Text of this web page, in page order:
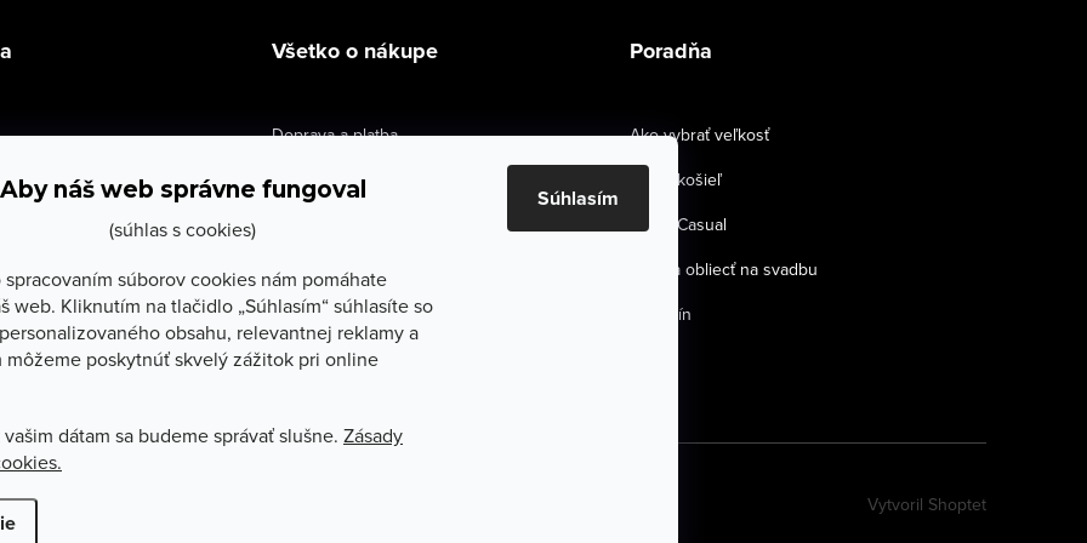
Aby náš web správne fungoval
(súhlas s cookies)
spracovaním súborov cookies nám pomáhate
web. Kliknutím na tlačidlo „Súhlasím“ súhlasíte so
obsahu, relevantnej reklamy a
môžeme poskytnúť skvelý zážitok pri online
dátam sa budeme správať slušne. Zásady
Súhlasím
Všetko o nákupe
Doprava a platba
Výmena a vrátenie
Reklamačné podmienky
Ochrana osobných údajov
Odstúpenie od zmluvy
Poradňa
Ako vybrať veľkosť
Strihy košieľ
Smart Casual
Ako sa obliecť na svadbu
Magazín
Vytvoril Shoptet
nastavenie cookies